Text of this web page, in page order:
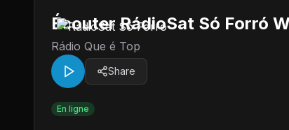
Écouter RádioSat Só Forró
Rádio Que é Top
Share
En ligne